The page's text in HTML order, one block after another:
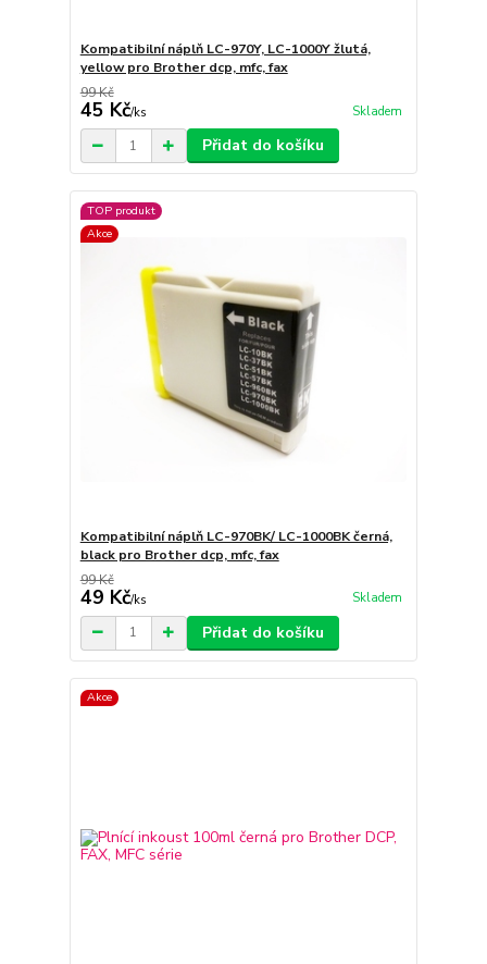
Kompatibilní náplň LC-970Y, LC-1000Y žlutá,
yellow pro Brother dcp, mfc, fax
99 Kč
45 Kč/ks Skladem
Přidat do košíku
TOP produkt
Akce
Kompatibilní náplň LC-970BK/ LC-1000BK černá,
black pro Brother dcp, mfc, fax
99 Kč
49 Kč/ks Skladem
Přidat do košíku
Akce